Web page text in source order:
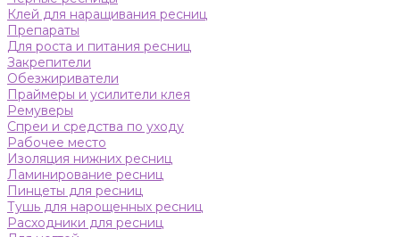
Клей для наращивания ресниц
Препараты
Для роста и питания ресниц
Закрепители
Обезжириватели
Праймеры и усилители клея
Ремуверы
Спреи и средства по уходу
Рабочее место
Изоляция нижних ресниц
Ламинирование ресниц
Пинцеты для ресниц
Тушь для нарощенных ресниц
Расходники для ресниц